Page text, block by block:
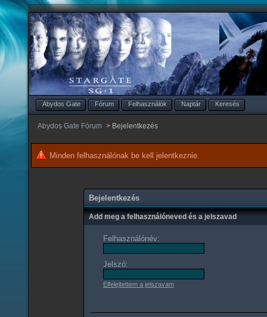
Abydos Gate Fórum Felhasználók Naptár Keresés
Abydos Gate Fórum > Bejelentkezés
Minden felhasználónak be kell jelentkeznie.
Bejelentkezés
Add meg a felhasználóneved és a jelszavad
Felhasználónév:
Jelszó:
Elfelejtettem a jelszavam